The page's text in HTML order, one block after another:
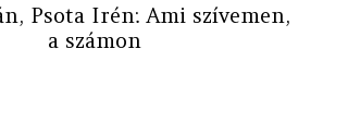
Psota Irén: Ami szívemen,
a számon